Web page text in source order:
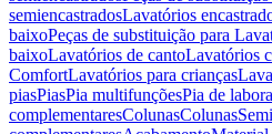
semiencastradosLavatórios
baixoPeças de substituição para
baixoLavatórios de cantoLavatórios
ComfortLavatórios para crianças
piasPiasPia multifunçõesPia de
complementaresColunasColunas